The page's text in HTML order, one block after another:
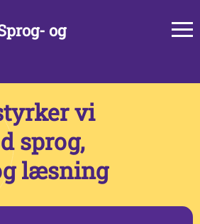
og
vi
sprog,
læsning